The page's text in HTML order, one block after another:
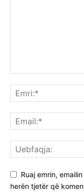
Ruaj emrin,
herën tjetër që